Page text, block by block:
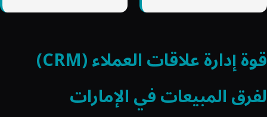
قوة إدارة علاقات العملاء (CRM)
لفرق المبيعات في الإمارات